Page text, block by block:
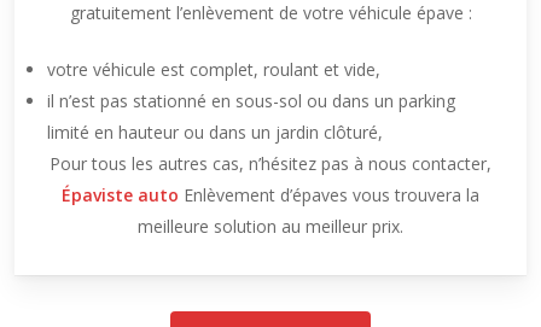
gratuitement l’enlèvement de votre véhicule épave :
votre véhicule est complet, roulant et vide,
il n’est pas stationné en sous-sol ou dans un parking
limité en hauteur ou dans un jardin clôturé,
Pour tous les autres cas, n’hésitez pas à nous contacter,
Épaviste auto Enlèvement d’épaves vous trouvera la
meilleure solution au meilleur prix.